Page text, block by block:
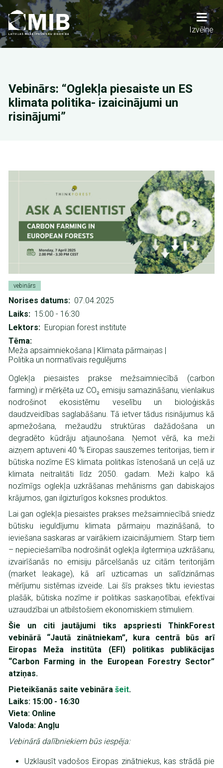
Skip
to
main
content
Main
navigation
Izvēlne
Vebinārs: “Oglekļa piesaiste un ES
klimata politika- izaicinājumi un
risinājumi”
vebinārs
Norises datums
07.04.2025
Laiks
15:00 - 16:30
Lektors
Europian forest institute
Tēma
Meža apsaimniekošana |
Klimata pārmaiņas |
Politika un normatīvais regulējums
Oglekļa piesaistes prakse mežsaimniecībā (carbon
farming) ir mērķēta uz CO₂ emisiju samazināšanu, vienlaikus
nodrošinot ekosistēmu veselību un bioloģiskās
daudzveidības saglabāšanu. Tā ietver tādus risinājumus kā
apmežošana, mežaudžu struktūras dažādošana un
degradēto kūdrāju atjaunošana. Ņemot vērā, ka meži
aizņem aptuveni 40 % Eiropas sauszemes teritorijas, tiem ir
būtiska nozīme ES klimata politikas īstenošanā un ceļā uz
klimata neitralitāti līdz 2050. gadam. Meži kalpo kā
nozīmīgs oglekļa uzkrāšanas mehānisms gan dabiskajos
krājumos, gan ilgizturīgos koksnes produktos.
Lai gan oglekļa piesaistes prakses mežsaimniecībā sniedz
būtisku ieguldījumu klimata pārmaiņu mazināšanā, to
ieviešana saskaras ar vairākiem izaicinājumiem. Starp tiem
– nepieciešamība nodrošināt oglekļa ilgtermiņa uzkrāšanu,
izvairīšanās no emisiju pārcelšanās uz citām teritorijām
(market leakage), kā arī uzticamas un salīdzināmas
mērījumu sistēmas izveide. Lai šīs prakses tiktu ieviestas
plašāk, būtiska nozīme ir politikas saskaņotībai, efektīvai
uzraudzībai un atbilstošiem ekonomiskiem stimuliem.
Šie un citi jautājumi tiks apspriesti ThinkForest
vebinārā “Jautā zinātniekam”, kura centrā būs arī
Eiropas Meža institūta (EFI) politikas publikācijas
“Carbon Farming in the European Forestry Sector”
atziņas.
Pieteikšanās saite vebināra šeit.
Laiks: 15:00 - 16:30
Vieta: Online
Valoda: Angļu
Vebinārā dalībniekiem būs iespēja:
Uzklausīt vadošos Eiropas zinātniekus, kas strādā pie